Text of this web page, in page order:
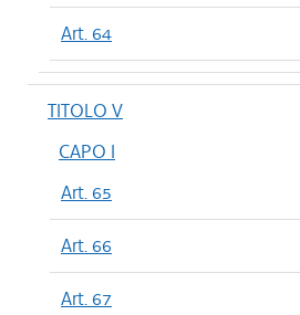
Art. 64
TITOLO V
CAPO I
Art. 65
Art. 66
Art. 67